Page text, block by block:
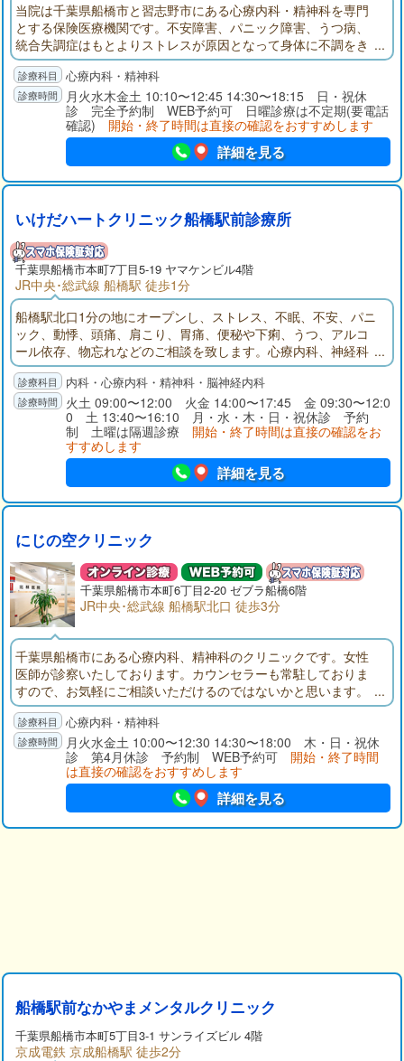
当院は千葉県船橋市と習志野市にある心療内科・精神科を専門
とする保険医療機関です。不安障害、パニック障害、うつ病、
統合失調症はもとよりストレスが原因となって身体に不調をき
たしている状態全般を診察致しております。発達障害の検査・
診断・治療もいたします。親切丁寧な診察とどなたにもわかり
やすい説明を心がけております。何か少しでも気になることが
あれば、どうぞお気軽にご相談下さい。
心療内科・精神科
月火水木金土 10:10〜12:45 14:30〜18:15 日・祝休
診 完全予約制 WEB予約可 日曜診療は不定期(要電話
確認) 開始・終了時間は直接の確認をおすすめします
詳細を見る
いけだハートクリニック船橋駅前診療所
千葉県船橋市本町7丁目5-19 ヤマケンビル4階
JR中央･総武線 船橋駅 徒歩1分
船橋駅北口1分の地にオープンし、ストレス、不眠、不安、パニ
ック、動悸、頭痛、肩こり、胃痛、便秘や下痢、うつ、アルコ
ール依存、物忘れなどのご相談を致します。心療内科、神経科
精神科、神経内科、内科を診療科目とするいけだハートクリニ
ック船橋駅前診療所のサイトです。診療所の写真、地図、診療
案内、診療時間、院長略歴、リンク、お知らせ、などがご覧に
なれます。
内科・心療内科・精神科・脳神経内科
火土 09:00〜12:00 火金 14:00〜17:45 金 09:30〜12:0
0 土 13:40〜16:10 月・水・木・日・祝休診 予約
制 土曜は隔週診療 開始・終了時間は直接の確認をお
すすめします
詳細を見る
にじの空クリニック
千葉県船橋市本町6丁目2-20 ゼブラ船橋6階
JR中央･総武線 船橋駅北口 徒歩3分
千葉県船橋市にある心療内科、精神科のクリニックです。女性
医師が診察いたしております。カウンセラーも常駐しておりま
すので、お気軽にご相談いただけるのではないかと思います。
サイト内には病気の説明、薬の説明のほかに掲示板、チャット
ルーム、当日の予約診療の混雑状況を示すページなどがありま
す。
心療内科・精神科
月火水金土 10:00〜12:30 14:30〜18:00 木・日・祝休
診 第4月休診 予約制 WEB予約可 開始・終了時間
は直接の確認をおすすめします
詳細を見る
船橋駅前なかやまメンタルクリニック
千葉県船橋市本町5丁目3-1 サンライズビル 4階
京成電鉄 京成船橋駅 徒歩2分